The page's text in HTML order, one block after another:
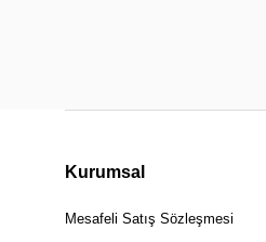
Kurumsal
Mesafeli Satış Sözleşmesi